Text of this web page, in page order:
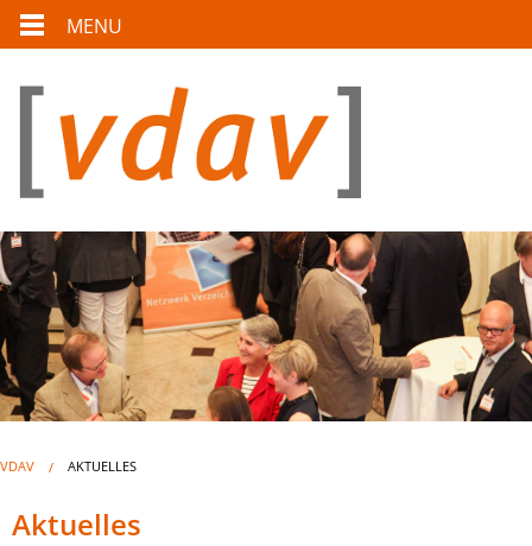
MENU
VDAV AKTUELLES
Aktuelles